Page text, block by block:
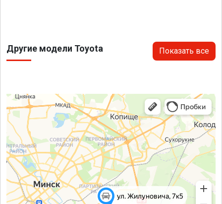
Другие модели Toyota Показать все